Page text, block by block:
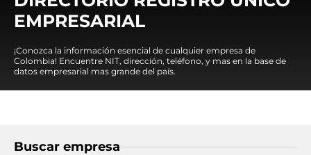
EMPRESARIAL
¡Conozca la información esencial de cualquier empresa de
Colombia! Encuentre NIT, dirección, teléfono, y mas en la base de
datos empresarial mas grande del país.
Buscar empresa